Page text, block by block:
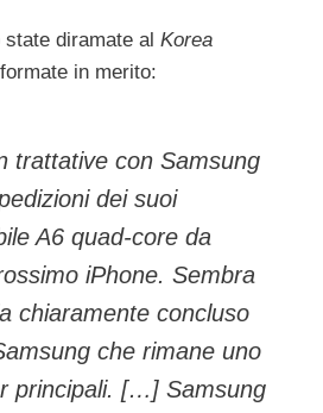
diramate al Korea
in merito:
trattative con Samsung
dei suoi
A6 quad-core da
iPhone. Sembra
chiaramente concluso
che rimane uno
principali. […] Samsung